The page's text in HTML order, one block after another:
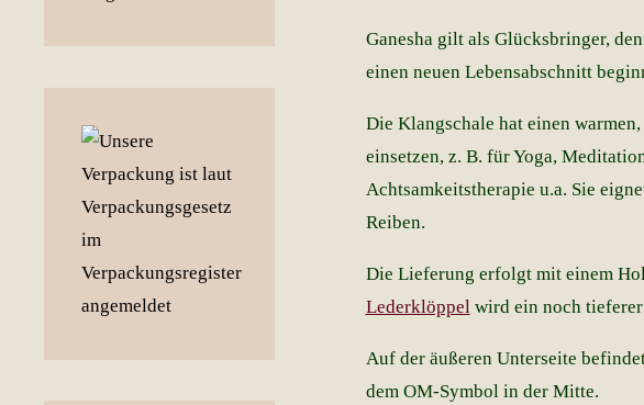
Ganesha gilt als Glücksbringer,
einen neuen Lebensabschnitt
Die Klangschale hat einen
einsetzen, z. B. für Yoga,
Achtsamkeitstherapie u.a. Sie
Reiben.
Die Lieferung erfolgt mit einem
Lederklöppelwird ein noch tieferer
Auf der äußeren Unterseite
dem OM-Symbol in der Mitte.